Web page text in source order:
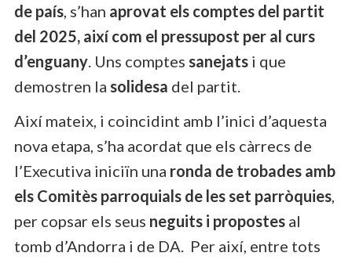
de país, s’han aprovat els comptes del partit
del 2025, així com el pressupost per al curs
d’enguany. Uns comptes sanejats i que
demostren la solidesa del partit.
Així mateix, i coincidint amb l’inici d’aquesta
nova etapa, s’ha acordat que els càrrecs de
l’Executiva iniciïn una ronda de trobades amb
els Comitès parroquials de les set parròquies,
per copsar els seus neguits i propostes al
tomb d’Andorra i de DA. Per així, entre tots